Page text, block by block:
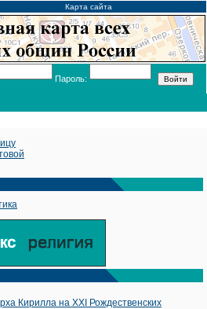
Карта сайта
Пароль:
Кирилла на XXI Рождественских